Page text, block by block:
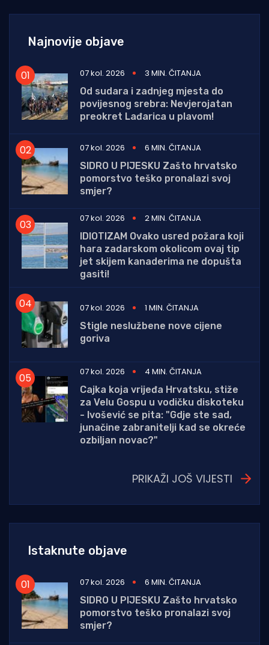
Najnovije objave
07 kol. 2026
3 MIN. ČITANJA
Od sudara i zadnjeg mjesta do
povijesnog srebra: Nevjerojatan
preokret Lađarica u plavom!
07 kol. 2026
6 MIN. ČITANJA
SIDRO U PIJESKU Zašto hrvatsko
pomorstvo teško pronalazi svoj
smjer?
07 kol. 2026
2 MIN. ČITANJA
IDIOTIZAM Ovako usred požara koji
hara zadarskom okolicom ovaj tip
jet skijem kanaderima ne dopušta
gasiti!
07 kol. 2026
1 MIN. ČITANJA
Stigle neslužbene nove cijene
goriva
07 kol. 2026
4 MIN. ČITANJA
Cajka koja vrijeđa Hrvatsku, stiže
za Velu Gospu u vodičku diskoteku
- Ivošević se pita: "Gdje ste sad,
junačine zabranitelji kad se okreće
ozbiljan novac?"
PRIKAŽI JOŠ VIJESTI
Istaknute objave
07 kol. 2026
6 MIN. ČITANJA
SIDRO U PIJESKU Zašto hrvatsko
pomorstvo teško pronalazi svoj
smjer?